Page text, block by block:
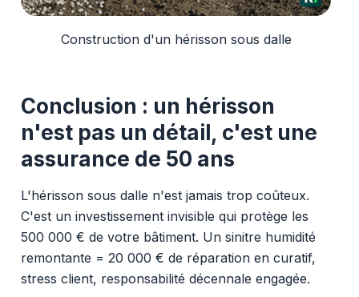
Construction d'un hérisson sous dalle
Conclusion : un hérisson
n'est pas un détail, c'est une
assurance de 50 ans
L'hérisson sous dalle n'est jamais trop coûteux.
C'est un investissement invisible qui protège les
500 000 € de votre bâtiment. Un sinitre humidité
remontante = 20 000 € de réparation en curatif,
stress client, responsabilité décennale engagée.